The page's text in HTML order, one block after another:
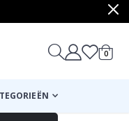
0